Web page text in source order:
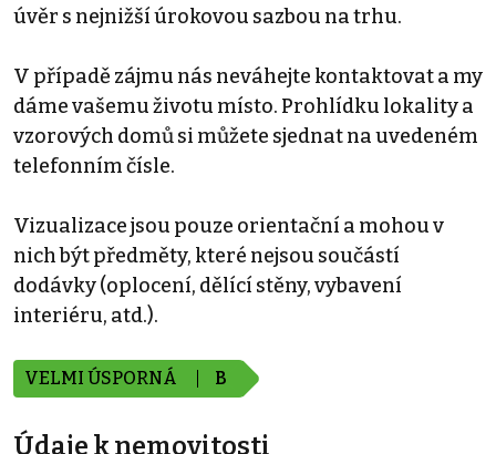
úvěr s nejnižší úrokovou sazbou na trhu.
V případě zájmu nás neváhejte kontaktovat a my
dáme vašemu životu místo. Prohlídku lokality a
vzorových domů si můžete sjednat na uvedeném
telefonním čísle.
Vizualizace jsou pouze orientační a mohou v
nich být předměty, které nejsou součástí
dodávky (oplocení, dělící stěny, vybavení
interiéru, atd.).
VELMI ÚSPORNÁ B
Údaje k nemovitosti